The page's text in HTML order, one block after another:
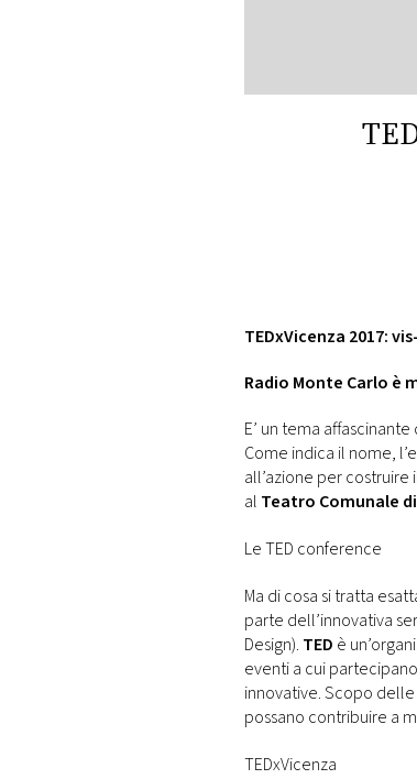
RMC
TEDxVicenza 2017:
Radio Monte Carlo è
E’ un tema
Come indica il nome,
all’azione per costruire
al Teatro Comunale
Le TED conference
Ma di cosa si tratta
parte dell’innovativa
Design). TED è
eventi a cui
innovative. Scopo
possano contribuire a
TEDxVicenza